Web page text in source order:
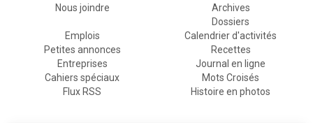
Nous joindre
Archives
Dossiers
Emplois
Petites annonces
Entreprises
Cahiers spéciaux
Flux RSS
Calendrier d'activités
Recettes
Journal en ligne
Mots Croisés
Histoire en photos